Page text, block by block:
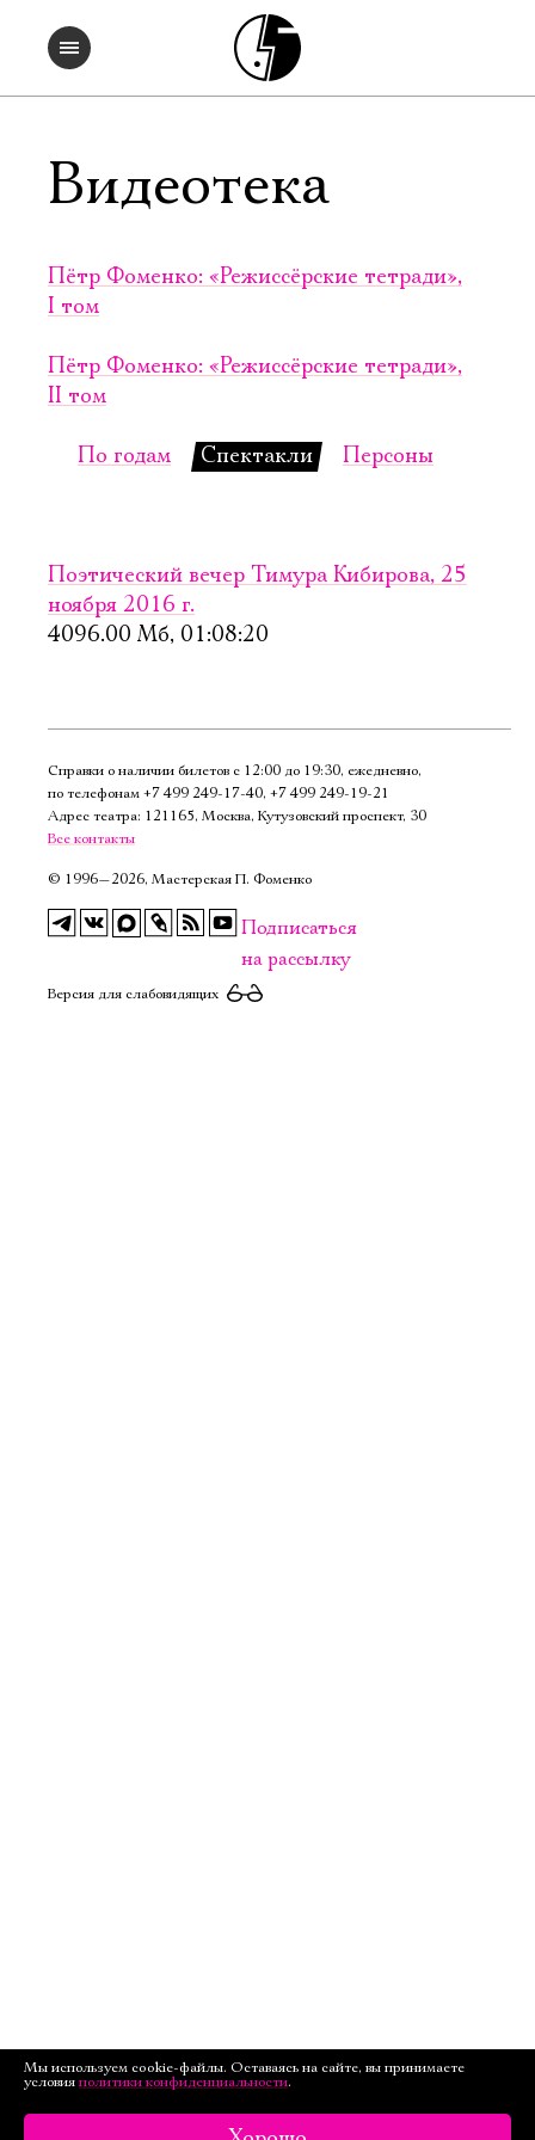
Видеотека
Пётр Фоменко: «Режиссёрские тетради»,
I том
Пётр Фоменко: «Режиссёрские тетради»,
II том
По годам Спектакли Персоны
Поэтический вечер Тимура Кибирова, 25
ноября 2016 г.
4096.00 Мб, 01:08:20
Справки о наличии билетов с 12:00 до 19:30, ежедневно,
по телефонам +7 499 249‑17‑40, +7 499 249‑19‑21
Адрес театра: 121165, Москва, Кутузовский проспект, 30
Все контакты
© 1996—2026, Мастерская П. Фоменко
Подписаться
на рассылку
Версия для слабовидящихЭлектропочта
Мы используем cookie-файлы. Оставаясь на сайте, вы принимаете
условия политики конфиденциальности.